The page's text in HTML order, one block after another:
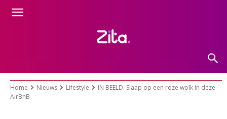
Home Nieuws Lifestyle
IN BEELD. Slaap op een roze wolk in deze
AirBnB